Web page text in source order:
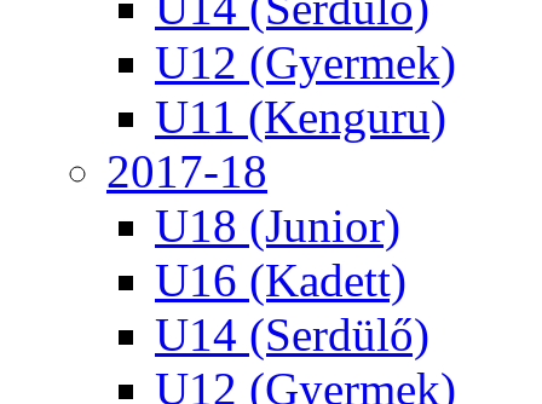
U12 (Gyermek)
U11 (Kenguru)
2017-18
U18 (Junior)
U16 (Kadett)
U14 (Serdülő)
U12 (Gyermek)